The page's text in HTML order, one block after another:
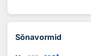
Sõnavormid